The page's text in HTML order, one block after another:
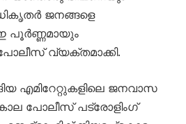
ജനങ്ങളെ
പൂർണ്ണമായും
വ്യക്തമാക്കി.
എമിറേറ്റുകളിലെ ജനവാസ
പോലീസ് പട്രോളിംഗ്